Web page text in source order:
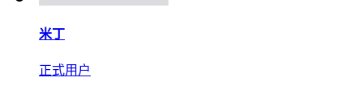
米丁
正式用户